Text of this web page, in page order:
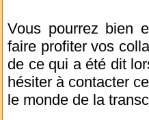
Vous pourrez bien
faire profiter vos
de ce qui a été dit
hésiter à contacter
le monde de la